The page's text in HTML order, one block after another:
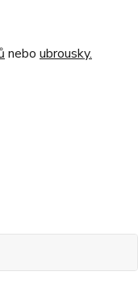
nebo ubrousky.